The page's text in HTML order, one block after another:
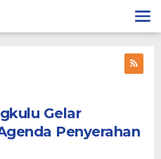
Gelar
Penyerahan